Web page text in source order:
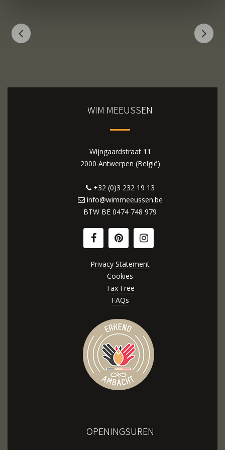
WIM MEEUSSEN
Wijngaardstraat 11
2000 Antwerpen (België)
+32 (0)3 232 19 13
info@wimmeeussen.be
BTW BE 0474 748 979
Privacy Statement
Cookies
Tax Free
FAQs
OPENINGSUREN